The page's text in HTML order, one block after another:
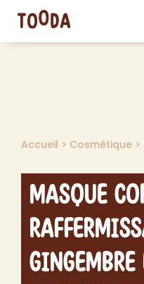
Accueil > Cosmétique >
Masque